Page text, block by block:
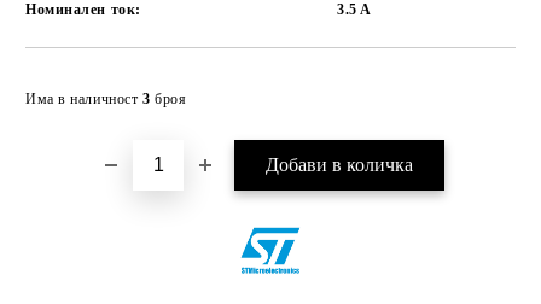
Номинален ток:
3.5A
Има в наличност 3 броя